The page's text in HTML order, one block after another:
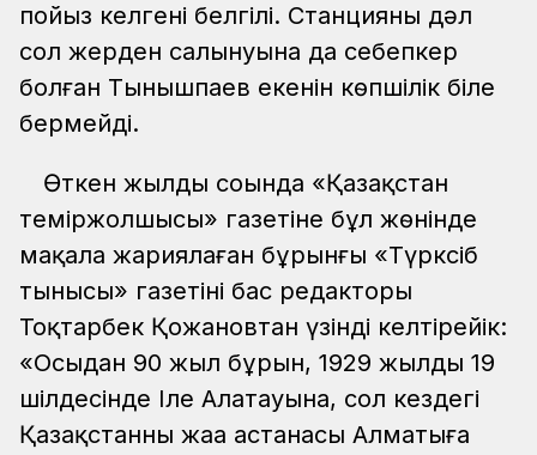
пойыз келгені белгілі. Станцияның дәл
сол жерден салынуына да себепкер
болған Тынышпаев екенін көпшілік біле
бермейді.
Өткен жылдың соңында «Қазақстан
теміржолшысы» газетіне бұл жөнінде
мақала жариялаған бұрынғы «Түрксіб
тынысы» газетінің бас редакторы
Тоқтарбек Қожановтан үзінді келтірейік:
«Осыдан 90 жыл бұрын, 1929 жылдың 19
шілдесінде Іле Алатауына, сол кездегі
Қазақстанның жаңа астанасы Алматыға